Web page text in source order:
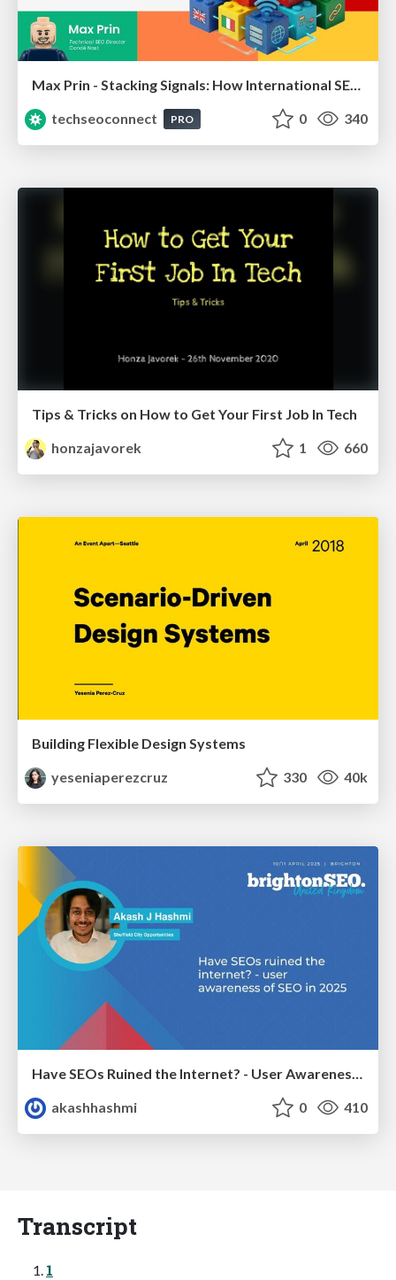
techseoconnect
PRO 0 340
Tips & Tricks on How to Get Your First Job In Tech
honzajavorek
1 660
Building Flexible Design Systems
yeseniaperezcruz
330 40k
akashhashmi
0 410
Transcript
1